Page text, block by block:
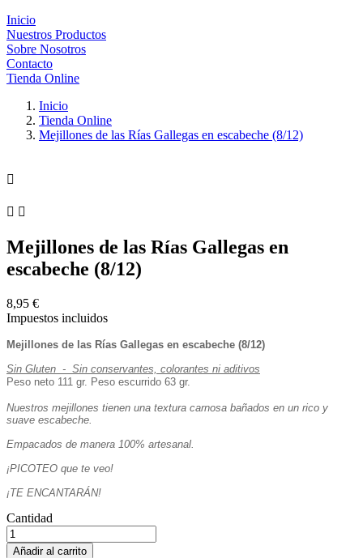
Inicio
Nuestros Productos
Sobre Nosotros
Contacto
Tienda Online
Inicio
Tienda Online
Mejillones de las Rías Gallegas en escabeche (8/12)

 
Mejillones de las Rías Gallegas en
escabeche (8/12)
8,95 €
Impuestos incluidos
Mejillones de las Rías Gallegas en escabeche (8/12)
Sin Gluten - Sin conservantes, colorantes ni aditivos
Peso neto 111 gr. Peso escurrido 63 gr.
Nuestros mejillones tienen una textura carnosa bañados en un rico y
suave escabeche.
Empacados de manera 100% artesanal.
¡PICOTEO que te veo!
¡TE ENCANTARÁN!
Cantidad
Añadir al carrito